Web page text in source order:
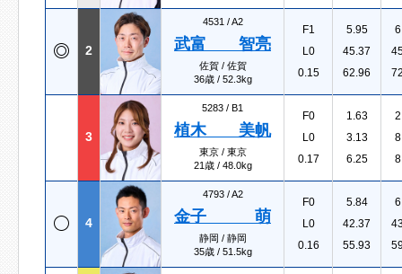
2
4531 /A2
武富 智亮
佐賀 / 佐賀
36歳 / 52.3kg
F1
L0
0.15
5.95
45.37
62.96
3
5283 / B1
植木 美帆
東京 / 東京
21歳 / 48.0kg
F0
L0
0.17
1.63
3.13
6.25
4
4793 /A2
金子 萌
静岡 / 静岡
35歳 / 51.5kg
F0
L0
0.16
5.84
42.37
55.93